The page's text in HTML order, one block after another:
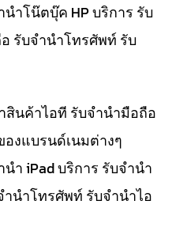
ำโน๊ตบุ๊ค HP บริการ รับ
รับจำนำโทรศัพท์ รับ
สินค้าไอที รับจำนำมือถือ
งแบรนด์เนมต่างๆ
ำ iPad บริการ รับจำนำ
นำโทรศัพท์ รับจำนำไอ